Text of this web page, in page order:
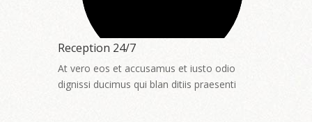
Reception 24/7
At vero eos et accusamus et iusto odio
dignissi ducimus qui blan ditiis praesenti